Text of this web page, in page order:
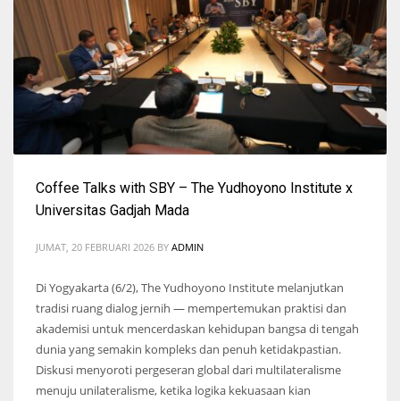
Coffee Talks with SBY – The Yudhoyono Institute x
Universitas Gadjah Mada
JUMAT, 20 FEBRUARI 2026 BY ADMIN
Di Yogyakarta (6/2), The Yudhoyono Institute melanjutkan
tradisi ruang dialog jernih — mempertemukan praktisi dan
akademisi untuk mencerdaskan kehidupan bangsa di tengah
dunia yang semakin kompleks dan penuh ketidakpastian.
Diskusi menyoroti pergeseran global dari multilateralisme
menuju unilateralisme, ketika logika kekuasaan kian